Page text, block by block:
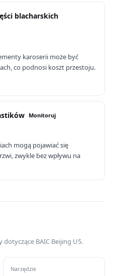
blacharskich
karoserii może być
co podnosi koszt przestoju.
Monitoruj
mogą pojawiać się
zwykle bez wpływu na
dotyczące BAIC Beijing U5.
Narzędzie